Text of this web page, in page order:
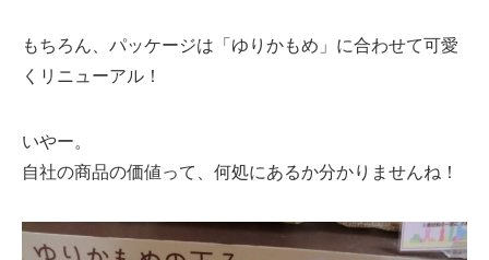
もちろん、パッケージは「ゆりかもめ」に合わせて可愛
くリニューアル！
いやー。
自社の商品の価値って、何処にあるか分かりませんね！